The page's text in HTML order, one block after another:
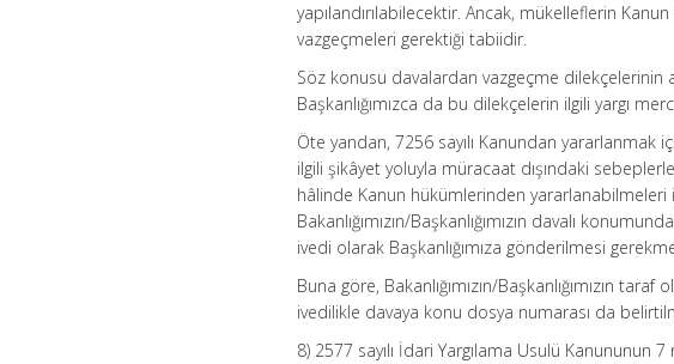
yapılandırılabilecektir. Ancak, mükelleflerin
vazgeçmeleri gerektiği tabiidir.
Söz konusu davalardan vazgeçme dilekçelerinin
Başkanlığımızca da bu dilekçelerin ilgili yargı
Öte yandan, 7256 sayılı Kanundan
ilgili şikâyet yoluyla müracaat dışındaki
hâlinde Kanun hükümlerinden
Bakanlığımızın/Başkanlığımızın davalı
ivedi olarak Başkanlığımıza gönderilmesi
Buna göre, Bakanlığımızın/Başkanlığımızın
ivedilikle davaya konu dosya numarası da
8) 2577 sayılı İdari Yargılama Usulü Kanununun